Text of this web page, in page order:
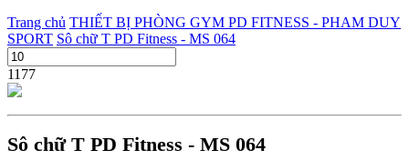
Trang chủ THIẾT BỊ PHÒNG GYM PD FITNESS - PHAM DUY
SPORT Sô chữ T PD Fitness - MS 064
1177
Sô chữ T PD Fitness - MS 064